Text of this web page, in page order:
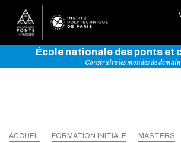
École nationale des ponts et
Construire les mondes de demain
ACCUEIL FORMATION INITIALE
MASTERS